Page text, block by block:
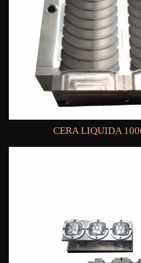
CERA LIQUIDA